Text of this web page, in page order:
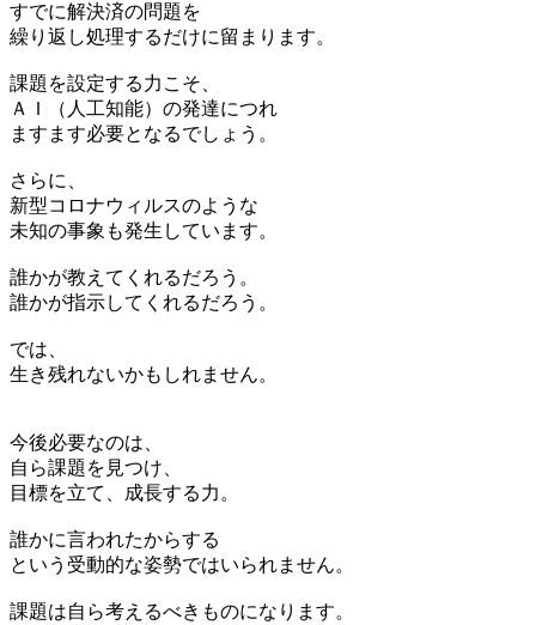
すでに解決済の問題を
繰り返し処理するだけに留まります。
課題を設定する力こそ、
ＡＩ（人工知能）の発達につれ
ますます必要となるでしょう。
さらに、
新型コロナウィルスのような
未知の事象も発生しています。
誰かが教えてくれるだろう。
誰かが指示してくれるだろう。
では、
生き残れないかもしれません。
今後必要なのは、
自ら課題を見つけ、
目標を立て、成長する力。
誰かに言われたからする
という受動的な姿勢ではいられません。
課題は自ら考えるべきものになります。